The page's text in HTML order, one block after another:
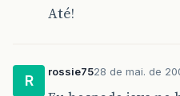
Até!
R
rossie7528 de mai. de